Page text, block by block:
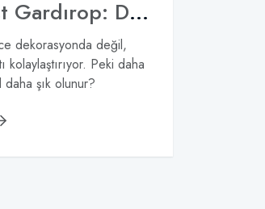
Minimalist Gardırop: Daha Az Parça ile Daha Fazla Kombin
dekorasyonda değil,
kolaylaştırıyor. Peki daha
daha şık olunur?